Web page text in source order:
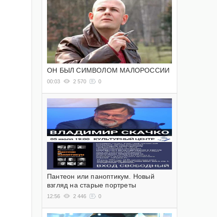
ОН БЫЛ СИМВОЛОМ МАЛОРОССИИ
00:03 2 570 0
Пантеон или паноптикум. Новый
взгляд на старые портреты
12:56 2 446 0